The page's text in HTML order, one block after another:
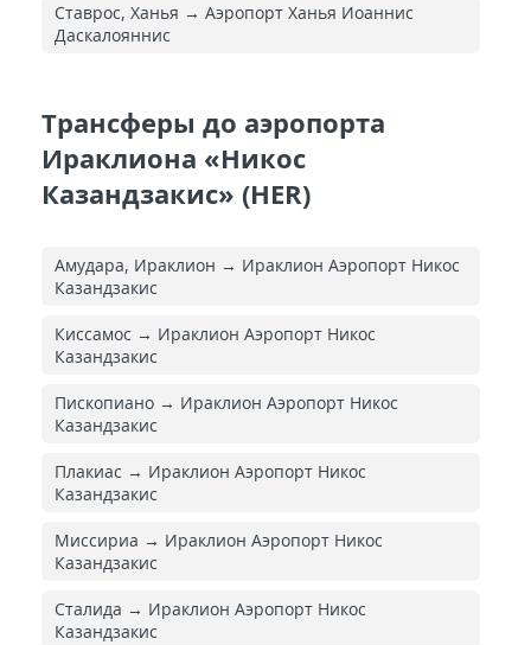
Ставрос, Ханья → Аэропорт Ханья Иоаннис
Даскалояннис
Трансферы до аэропорта
Ираклиона «Никос
Казандзакис» (HER)
Амудара, Ираклион → Ираклион Аэропорт Никос
Казандзакис
Киссамос → Ираклион Аэропорт Никос
Казандзакис
Пископиано → Ираклион Аэропорт Никос
Казандзакис
Плакиас → Ираклион Аэропорт Никос
Казандзакис
Миссириа → Ираклион Аэропорт Никос
Казандзакис
Сталида → Ираклион Аэропорт Никос
Казандзакис